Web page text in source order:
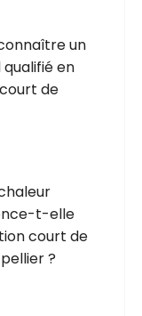
un
en
de
t-elle
court de
?